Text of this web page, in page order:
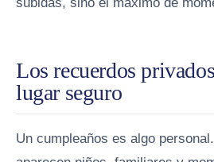
Los recuerdos
lugar seguro
Un cumpleaños es algo